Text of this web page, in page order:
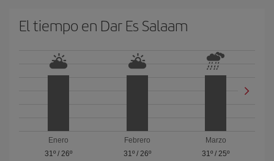
El tiempo en Dar Es Salaam
Enero
31º/ 26º
Febrero
31º/ 26º
Marzo
31º /25º